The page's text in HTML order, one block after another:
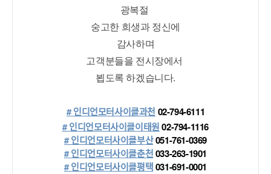
광복절
숭고한 희생과 정신에
감사하며
고객분들을 전시장에서
뵙도록 하겠습니다.
# 인디언모터사이클과천 02-794-6111
# 인디언모터사이클이태원 02-794-1116
# 인디언모터사이클부산 051-761-0369
# 인디언모터사이클춘천 033-263-1901
# 인디언모터사이클평택 031-691-0001